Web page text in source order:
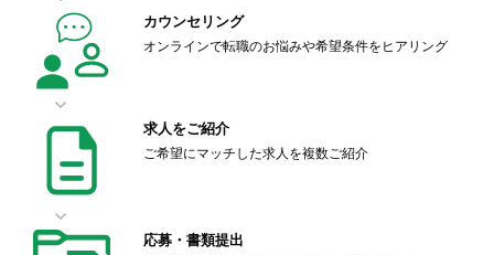
カウンセリング
オンラインで転職のお悩みや希望条件をヒアリング
求人をご紹介
ご希望にマッチした求人を複数ご紹介
応募・書類提出